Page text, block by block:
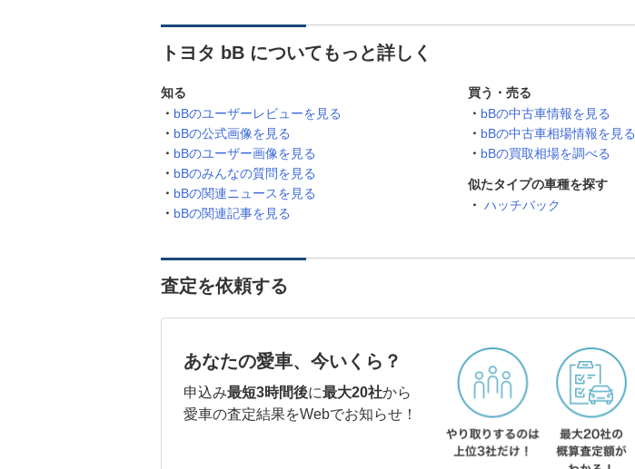
トヨタ bB についてもっと詳しく
知る
bBのユーザーレビューを見る
bBの公式画像を見る
bBのユーザー画像を見る
bBのみんなの質問を見る
bBの関連ニュースを見る
bBの関連記事を見る
買う・売る
bBの中古車情報を見る
bBの中古車相場情報を見る
bBの買取相場を調べる
似たタイプの車種を探す
ハッチバック
査定を依頼する
あなたの愛車、今いくら？
申込み最短3時間後に最大20社から
愛車の査定結果をWebでお知らせ！